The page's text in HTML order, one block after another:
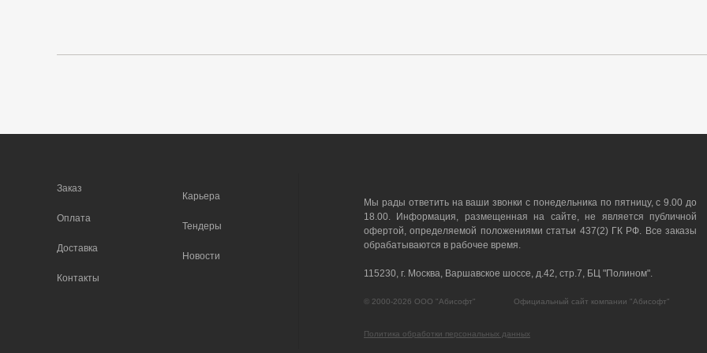
Заказ
Оплата
Доставка
Контакты
Карьера
Тендеры
Новости
Мы рады ответить на ваши звонки с понедельника по пятницу, с 9.00 до
18.00. Информация, размещенная на сайте, не является публичной
офертой, определяемой положениями статьи 437(2) ГК РФ. Все заказы
обрабатываются в рабочее время.
115230, г. Москва, Варшавское шоссе, д.42, стр.7, БЦ "Полином".
© 2000-2026 ООО "Абисофт" Официальный сайт компании "Абисофт"
Политика обработки персональных данных